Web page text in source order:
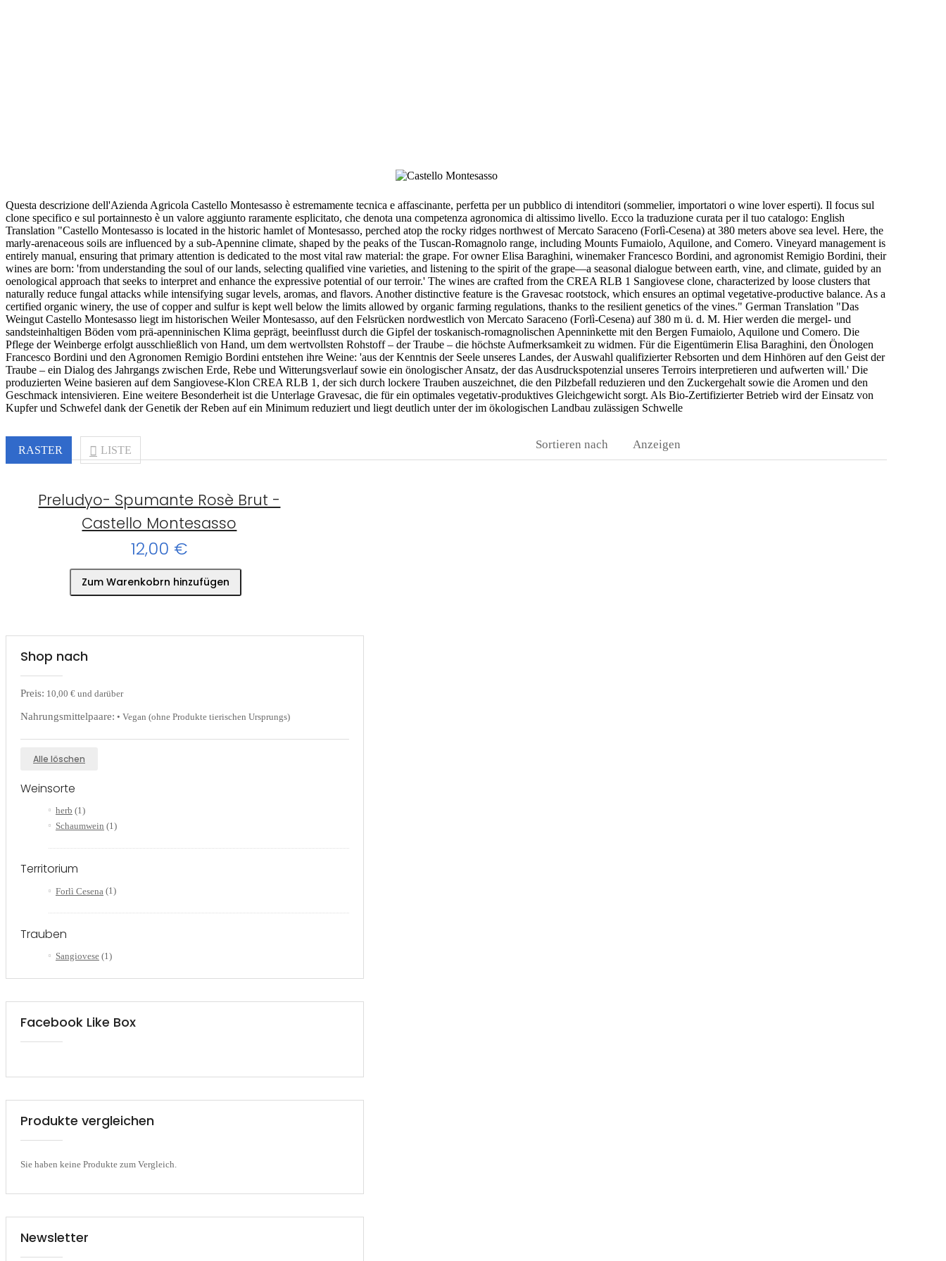
Questa descrizione dell'Azienda Agricola Castello Montesasso è estremamente tecnica e affascinante, perfetta per un pubblico di intenditori (sommelier, importatori o wine lover esperti). Il focus sul
clone specifico e sul portainnesto è un valore aggiunto raramente esplicitato, che denota una competenza agronomica di altissimo livello. Ecco la traduzione curata per il tuo catalogo: English
Translation "Castello Montesasso is located in the historic hamlet of Montesasso, perched atop the rocky ridges northwest of Mercato Saraceno (Forlì-Cesena) at 380 meters above sea level. Here, the
marly-arenaceous soils are influenced by a sub-Apennine climate, shaped by the peaks of the Tuscan-Romagnolo range, including Mounts Fumaiolo, Aquilone, and Comero. Vineyard management is
entirely manual, ensuring that primary attention is dedicated to the most vital raw material: the grape. For owner Elisa Baraghini, winemaker Francesco Bordini, and agronomist Remigio Bordini, their
wines are born: 'from understanding the soul of our lands, selecting qualified vine varieties, and listening to the spirit of the grape—a seasonal dialogue between earth, vine, and climate, guided by an
oenological approach that seeks to interpret and enhance the expressive potential of our terroir.' The wines are crafted from the CREA RLB 1 Sangiovese clone, characterized by loose clusters that
naturally reduce fungal attacks while intensifying sugar levels, aromas, and flavors. Another distinctive feature is the Gravesac rootstock, which ensures an optimal vegetative-productive balance. As a
certified organic winery, the use of copper and sulfur is kept well below the limits allowed by organic farming regulations, thanks to the resilient genetics of the vines." German Translation "Das
Weingut Castello Montesasso liegt im historischen Weiler Montesasso, auf den Felsrücken nordwestlich von Mercato Saraceno (Forlì-Cesena) auf 380 m ü. d. M. Hier werden die mergel- und
sandsteinhaltigen Böden vom prä-apenninischen Klima geprägt, beeinflusst durch die Gipfel der toskanisch-romagnolischen Apenninkette mit den Bergen Fumaiolo, Aquilone und Comero. Die
Pflege der Weinberge erfolgt ausschließlich von Hand, um dem wertvollsten Rohstoff – der Traube – die höchste Aufmerksamkeit zu widmen. Für die Eigentümerin Elisa Baraghini, den Önologen
Francesco Bordini und den Agronomen Remigio Bordini entstehen ihre Weine: 'aus der Kenntnis der Seele unseres Landes, der Auswahl qualifizierter Rebsorten und dem Hinhören auf den Geist der
Traube – ein Dialog des Jahrgangs zwischen Erde, Rebe und Witterungsverlauf sowie ein önologischer Ansatz, der das Ausdruckspotenzial unseres Terroirs interpretieren und aufwerten will.' Die
produzierten Weine basieren auf dem Sangiovese-Klon CREA RLB 1, der sich durch lockere Trauben auszeichnet, die den Pilzbefall reduzieren und den Zuckergehalt sowie die Aromen und den
Geschmack intensivieren. Eine weitere Besonderheit ist die Unterlage Gravesac, die für ein optimales vegetativ-produktives Gleichgewicht sorgt. Als Bio-Zertifizierter Betrieb wird der Einsatz von
Kupfer und Schwefel dank der Genetik der Reben auf ein Minimum reduziert und liegt deutlich unter der im ökologischen Landbau zulässigen Schwelle
RASTER LISTE Anzeigen
Sortieren nach
Preludyo- Spumante Rosè Brut -
Castello Montesasso
12,00 €
Zum Warenkobrn hinzufügen
Shop nach
Preis: 10,00 € und darüber
Nahrungsmittelpaare: • Vegan (ohne Produkte tierischen Ursprungs)
Alle löschen
Weinsorte
herb (1)
Schaumwein (1)
Territorium
Forlì Cesena (1)
Trauben
Sangiovese (1)
Facebook Like Box
Produkte vergleichen
Sie haben keine Produkte zum Vergleich.
Newsletter